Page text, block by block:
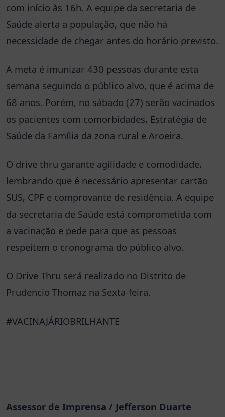
com início às 16h. A equipe da secretaria de
Saúde alerta a população, que não há
necessidade de chegar antes do horário previsto.
A meta é imunizar 430 pessoas durante esta
semana seguindo o público alvo, que é acima de
68 anos. Porém, no sábado (27) serão vacinados
os pacientes com comorbidades, Estratégia de
Saúde da Família da zona rural e Aroeira.
O drive thru garante agilidade e comodidade,
lembrando que é necessário apresentar cartão
SUS, CPF e comprovante de residência. A equipe
da secretaria de Saúde está comprometida com
a vacinação e pede para que as pessoas
respeitem o cronograma do público alvo.
O Drive Thru será realizado no Distrito de
Prudencio Thomaz na Sexta-feira.
#VACINAJÁRIOBRILHANTE
Assessor de Imprensa / Jefferson Duarte